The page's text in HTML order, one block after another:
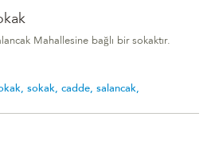
Mahallesine bağlı bir sokaktır.
sokak, cadde, salancak,